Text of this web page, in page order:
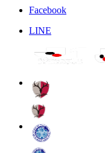
Facebook
LINE